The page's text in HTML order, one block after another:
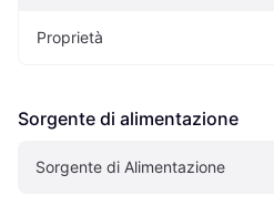
Proprietà
Sorgente di alimentazione
Sorgente di Alimentazione